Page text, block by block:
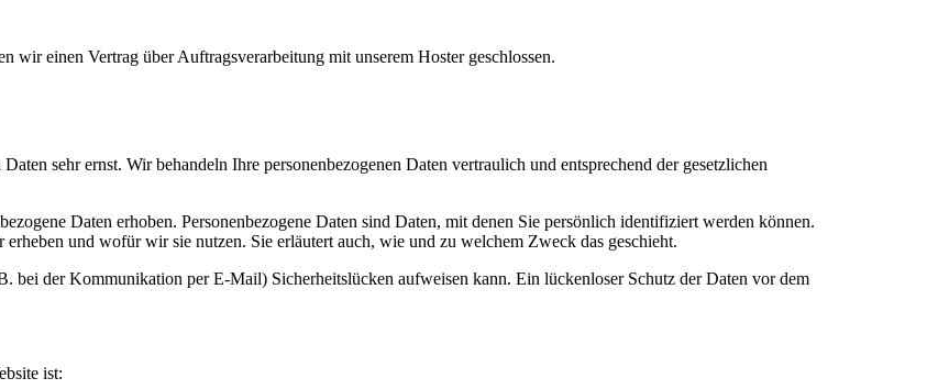
wir einen Vertrag über Auftragsverarbeitung mit unserem Hoster geschlossen.
sehr ernst. Wir behandeln Ihre personenbezogenen Daten vertraulich und entsprechend der gesetzlichen
Daten erhoben. Personenbezogene Daten sind Daten, mit denen Sie persönlich identifiziert werden können.
und wofür wir sie nutzen. Sie erläutert auch, wie und zu welchem Zweck das geschieht.
bei der Kommunikation per E-Mail) Sicherheitslücken aufweisen kann. Ein lückenloser Schutz der Daten vor dem
ist: